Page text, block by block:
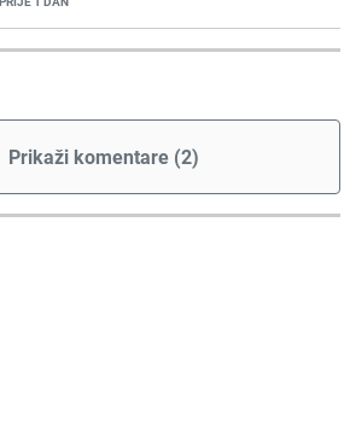
Prikaži komentare (2)